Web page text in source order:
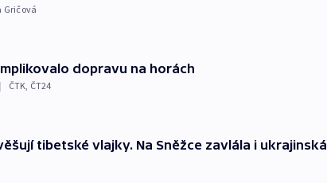
Gričová
dopravu na horách
| ČTK, ČT24
tibetské vlajky. Na Sněžce zavlála i ukrajinská